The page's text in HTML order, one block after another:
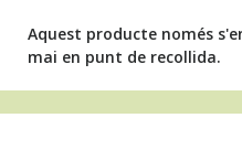
Aquest producte només
mai en punt de recollida.